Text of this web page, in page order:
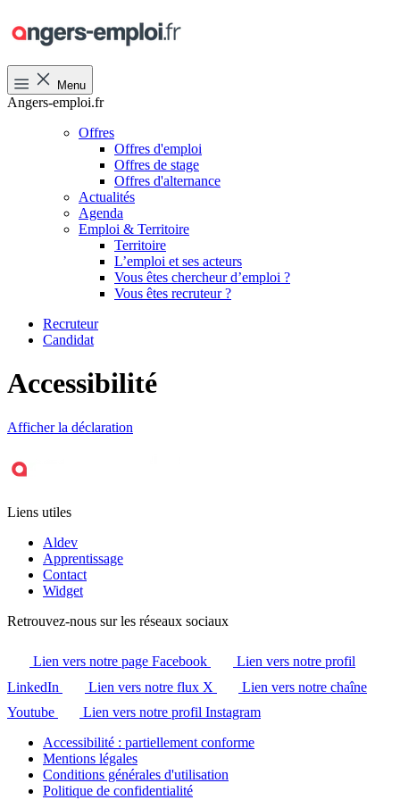
Menu
Angers-emploi.fr
Offres
Offres d'emploi
Offres de stage
Offres d'alternance
Actualités
Agenda
Emploi & Territoire
Territoire
L’emploi et ses acteurs
Vous êtes chercheur d’emploi ?
Vous êtes recruteur ?
Recruteur
Candidat
Accessibilité
Afficher la déclaration
Liens utiles
Aldev
Apprentissage
Contact
Widget
Retrouvez-nous sur les réseaux sociaux
Lien vers notre page Facebook
Lien vers notre profil
LinkedIn
Lien vers notre flux X
Lien vers notre chaîne
Youtube
Lien vers notre profil Instagram
Accessibilité : partiellement conforme
Mentions légales
Conditions générales d'utilisation
Politique de confidentialité